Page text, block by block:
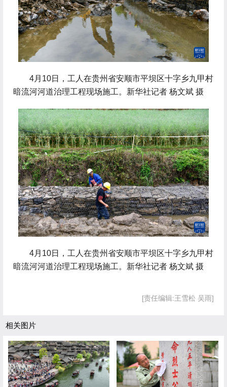
4月10日，工人在贵州省安顺市平坝区十字乡九甲村
暗流河河道治理工程现场施工。新华社记者 杨文斌 摄
4月10日，工人在贵州省安顺市平坝区十字乡九甲村
暗流河河道治理工程现场施工。新华社记者 杨文斌 摄
[责任编辑:王雪松 吴雨]
相关图片